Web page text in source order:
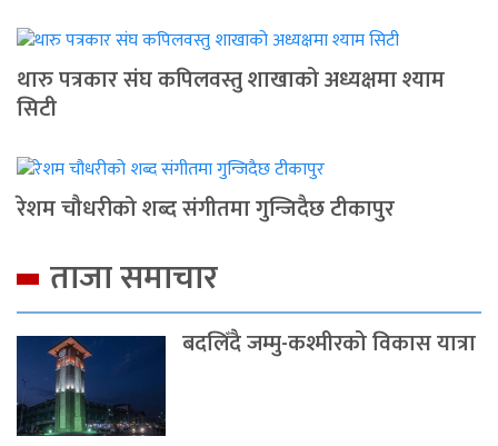
थारु पत्रकार संघ कपिलवस्तु शाखाको अध्यक्षमा श्याम
सिटी
रेशम चौधरीको शब्द संगीतमा गुन्जिदैछ टीकापुर
ताजा समाचार
बदलिँदै जम्मु-कश्मीरको विकास यात्रा